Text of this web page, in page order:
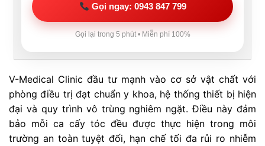
Gọi ngay: 0943 847 799
Gọi lại trong 5 phút • Miễn phí 100%
V-Medical Clinic đầu tư mạnh vào cơ sở vật chất với
phòng điều trị đạt chuẩn y khoa, hệ thống thiết bị hiện
đại và quy trình vô trùng nghiêm ngặt. Điều này đảm
bảo mỗi ca cấy tóc đều được thực hiện trong môi
trường an toàn tuyệt đối, hạn chế tối đa rủi ro nhiễm